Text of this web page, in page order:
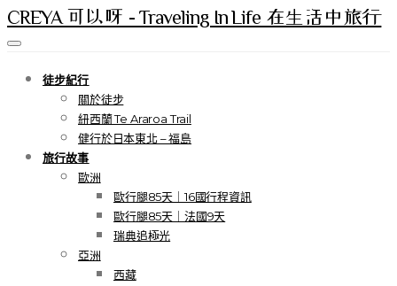
CREYA 可以呀 - Traveling In Life 在生活中旅行
徒步紀行
關於徒步
紐西蘭 Te Araroa Trail
健行於日本東北 – 福島
旅行故事
歐洲
歐行腿85天｜16國行程資訊
歐行腿85天｜法國9天
瑞典追極光
亞洲
西藏